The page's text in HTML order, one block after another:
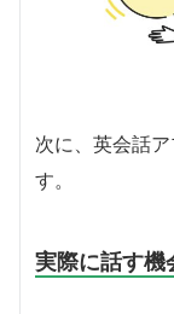
次に、英会話
す。
実際に話す機